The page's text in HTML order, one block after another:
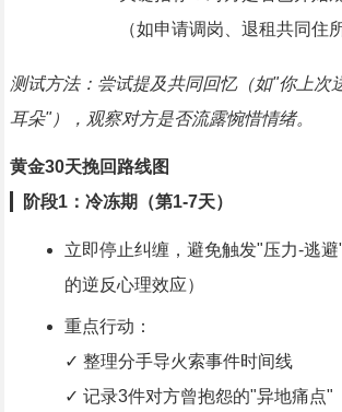
（如申请调岗、退租共同住所
测试方法：尝试提及共同回忆（如"你上次
耳朵"），观察对方是否流露惋惜情绪。
黄金30天挽回路线图
阶段1：冷冻期（第1-7天）
立即停止纠缠，避免触发"压力-逃
的逆反心理效应）
重点行动：
✓ 整理分手导火索事件时间线
✓ 记录3件对方曾抱怨的"异地痛点"